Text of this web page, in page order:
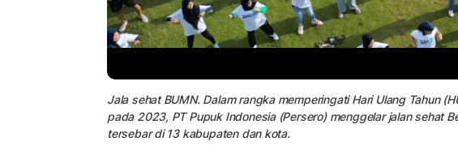
Jala sehat BUMN. Dalam rangka memperingati Hari Ulang Tahun
pada 2023, PT Pupuk Indonesia (Persero) menggelar jalan sehat
tersebar di 13 kabupaten dan kota.